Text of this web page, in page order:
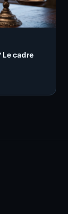
Le cadre